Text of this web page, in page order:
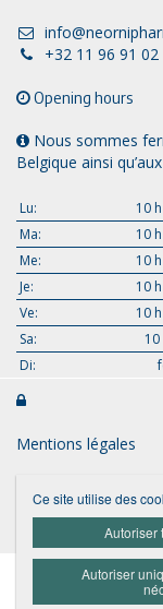
+32 11 96 91 02
Opening hours
Nous sommes
Belgique ainsi
Lu: 10
Ma:
10
Me:
10
Je:
10
Ve:
10
Sa:
10
Di:

Mentions légales
Ce site utilise des
Autoriser
Autoriser